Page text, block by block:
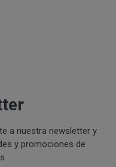
a nuestra newsletter y
y promociones de
el domicilio designado
las siguientes zonas:
empresas de